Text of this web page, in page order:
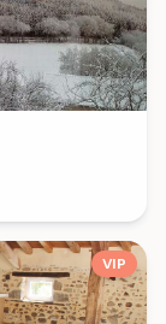
VIP